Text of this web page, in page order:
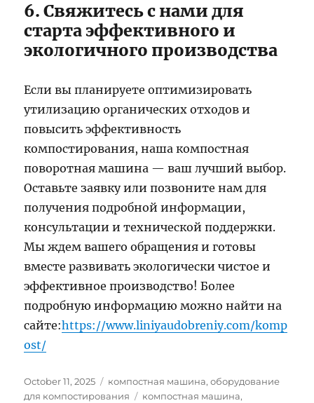
6. Свяжитесь с нами для
старта эффективного и
экологичного производства
Если вы планируете оптимизировать
утилизацию органических отходов и
повысить эффективность
компостирования, наша компостная
поворотная машина — ваш лучший выбор.
Оставьте заявку или позвоните нам для
получения подробной информации,
консультации и технической поддержки.
Мы ждем вашего обращения и готовы
вместе развивать экологически чистое и
эффективное производство! Более
подробную информацию можно найти на
сайте:https://www.liniyaudobreniy.com/komp
ost/
Posted
on
October 11, 2025 Categories
компостная машина,оборудование
для компостирования
Tags
компостная машина,